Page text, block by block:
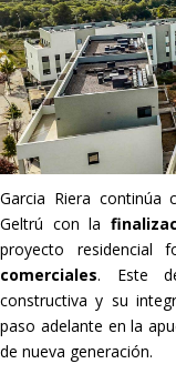
Garcia Riera continúa
Geltrú con la
proyecto residencial
comerciales. Este
constructiva y su
paso adelante en la
de nueva generación.